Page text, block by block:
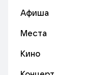
Афиша
Места
Кино